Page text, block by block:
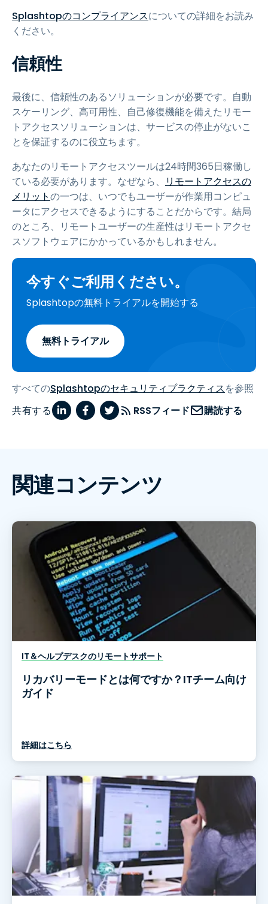
Splashtopのコンプライアンスについての詳細をお読み
ください。
信頼性
最後に、信頼性のあるソリューションが必要です。自動
スケーリング、高可用性、自己修復機能を備えたリモー
トアクセスソリューションは、サービスの停止がないこ
とを保証するのに役立ちます。
あなたのリモートアクセスツールは24時間365日稼働し
ている必要があります。なぜなら、
リモートアクセスの
メリットの一つは、いつでもユーザーが作業用コンピュ
ータにアクセスできるようにすることだからです。結局
のところ、リモートユーザーの生産性はリモートアクセ
スソフトウェアにかかっているかもしれません。
今すぐご利用ください。
Splashtopの無料トライアルを開始する
無料トライアル
すべてのSplashtopのセキュリティプラクティスを参照
共有する
RSSフィード 購読する
関連コンテンツ
IT＆ヘルプデスクのリモートサポート
リカバリーモードとは何ですか？ITチーム向け
ガイド
詳細はこちら